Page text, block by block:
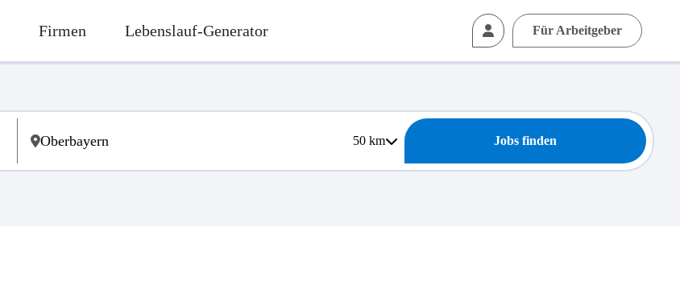
Firmen Lebenslauf-Generator Für Arbeitgeber
50km Jobs finden